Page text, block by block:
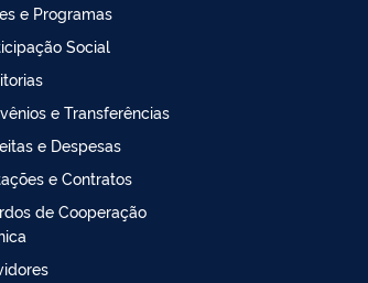
e Programas
Social
e Transferências
e Despesas
e Contratos
de Cooperação